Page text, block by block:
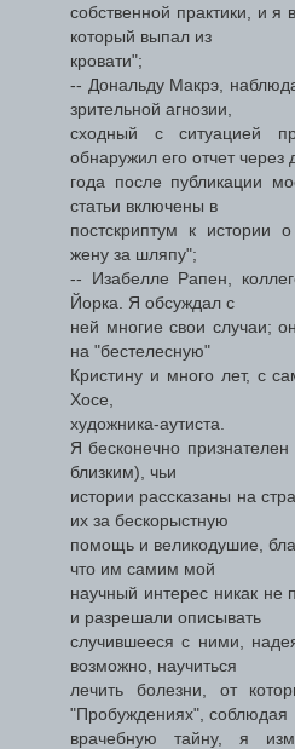
собственной практики, и я
который выпал из
кровати";
-- Дональду Макрэ,
зрительной агнозии,
сходный с ситуацией
обнаружил его отчет через
года после публикации
статьи включены в
постскриптум к истории
жену за шляпу";
-- Изабелле Рапен,
Йорка. Я обсуждал с
ней многие свои случаи;
на "бестелесную"
Кристину и много лет, с
Хосе,
художника-аутиста.
Я бесконечно
близким), чьи
истории рассказаны на
их за бескорыстную
помощь и великодушие,
что им самим мой
научный интерес никак
и разрешали описывать
случившееся с ними,
возможно, научиться
лечить болезни, от
"Пробуждениях", соблюдая
врачебную тайну, я